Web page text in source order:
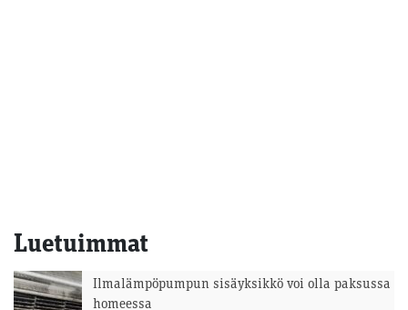
Luetuimmat
Ilmalämpöpumpun sisäyksikkö voi olla paksussa
homeessa